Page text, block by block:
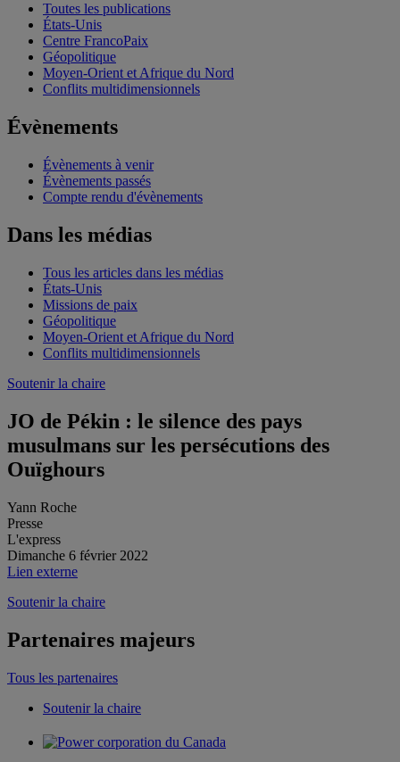
Toutes les publications
États-Unis
Centre FrancoPaix
Géopolitique
Moyen-Orient et Afrique du Nord
Conflits multidimensionnels
Évènements
Évènements à venir
Évènements passés
Compte rendu d'évènements
Dans les médias
Tous les articles dans les médias
États-Unis
Missions de paix
Géopolitique
Moyen-Orient et Afrique du Nord
Conflits multidimensionnels
Soutenir la chaire
JO de Pékin : le silence des pays
musulmans sur les persécutions des
Ouïghours
Yann Roche
Presse
L'express
Dimanche 6 février 2022
Lien externe
Soutenir la chaire
Partenaires majeurs
Tous les partenaires
Soutenir la chaire